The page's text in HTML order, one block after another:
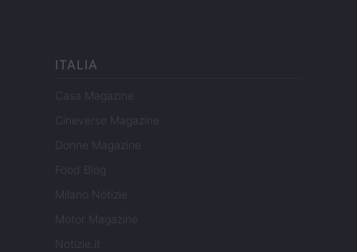
ITALIA
Casa Magazine
Cineverse Magazine
Donne Magazine
Food Blog
Milano Notizie
Motor Magazine
Notizie.it